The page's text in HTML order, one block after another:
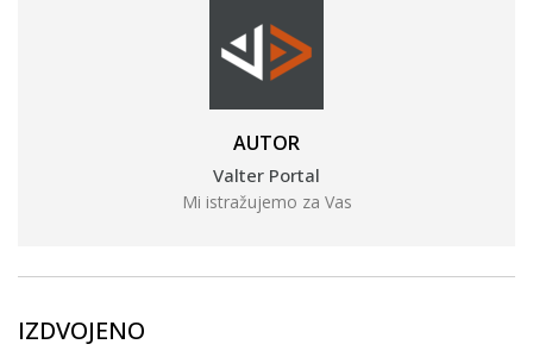
AUTOR
Valter Portal
Mi istražujemo za Vas
IZDVOJENO